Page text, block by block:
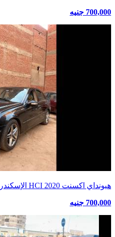
700,000 جنيه
هيونداي اكسنت HCI 2020 الإسكندرية رمادي
700,000 جنيه